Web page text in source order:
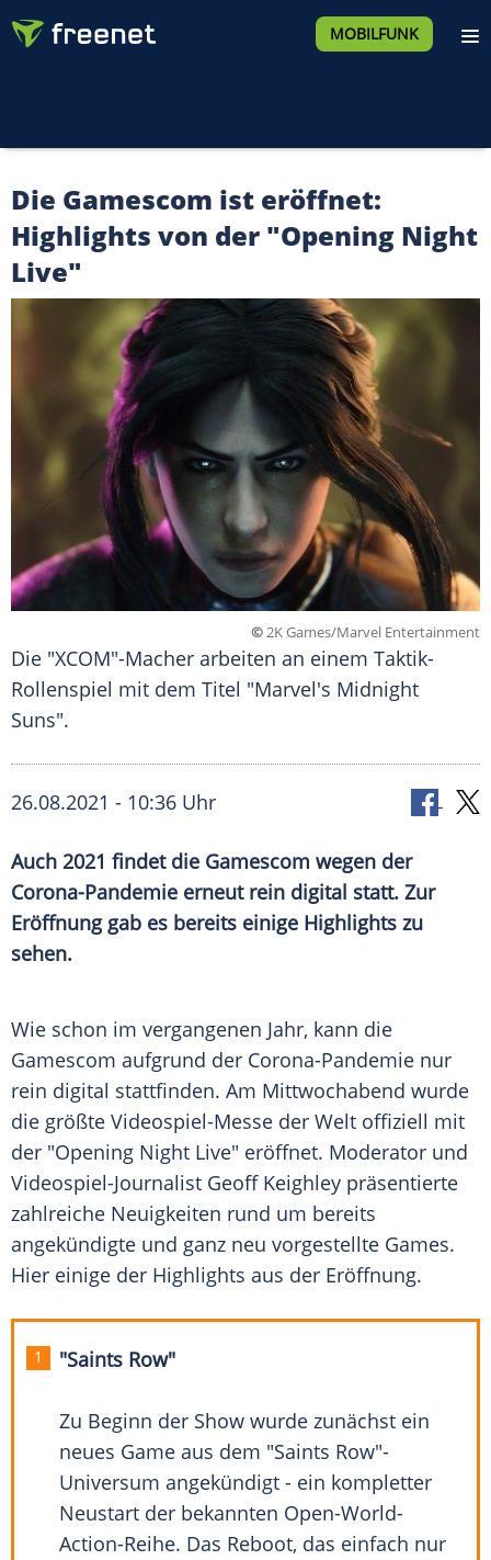
MOBILFUNK
Die Gamescom ist eröffnet:
Highlights von der "Opening Night
Live"
©2K Games/Marvel Entertainment
Die "XCOM"-Macher arbeiten an einem Taktik-
Rollenspiel mit dem Titel "Marvel's Midnight
Suns".
26.08.2021 - 10:36 Uhr
Auch 2021 findet die Gamescom wegen der
Corona-Pandemie erneut rein digital statt. Zur
Eröffnung gab es bereits einige Highlights zu
sehen.
Wie schon im vergangenen Jahr, kann die
Gamescom aufgrund der Corona-Pandemie nur
rein digital stattfinden. Am Mittwochabend wurde
die größte Videospiel-Messe der Welt offiziell mit
der "Opening Night Live" eröffnet. Moderator und
Videospiel-Journalist Geoff Keighley präsentierte
zahlreiche Neuigkeiten rund um bereits
angekündigte und ganz neu vorgestellte Games.
Hier einige der Highlights aus der Eröffnung.
"Saints Row"
Zu Beginn der Show wurde zunächst ein
neues Game aus dem "Saints Row"-
Universum angekündigt - ein kompletter
Neustart der bekannten Open-World-
Action-Reihe. Das Reboot, das einfach nur